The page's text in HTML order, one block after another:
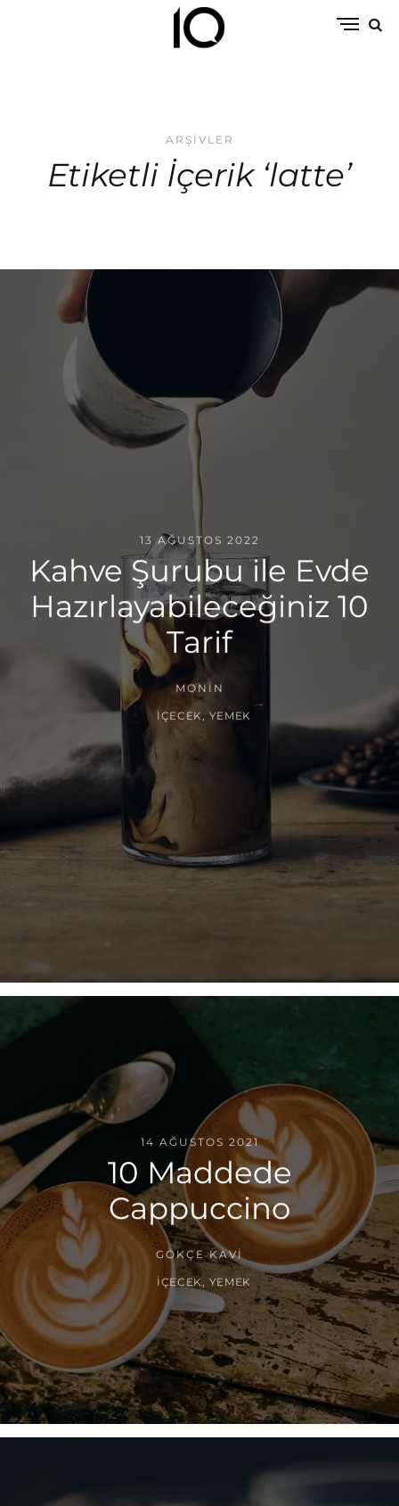
ARŞIVLER
Etiketli İçerik ‘latte’
13 AĞUSTOS 2022
Kahve Şurubu ile Evde
Hazırlayabileceğiniz 10
Tarif
MONİN
İÇECEK YEMEK
14 AĞUSTOS 2021
10 Maddede
Cappuccino
GÖKÇE KAVI
İÇECEK YEMEK